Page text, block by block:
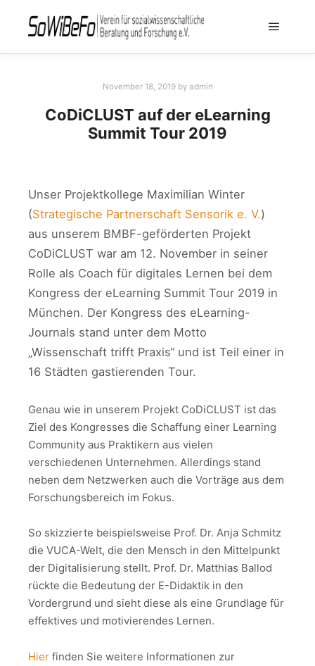
November 18, 2019by admin
CoDiCLUST auf der eLearning
Summit Tour 2019
Unser Projektkollege Maximilian Winter
(Strategische Partnerschaft Sensorik e. V.)
aus unserem BMBF-geförderten Projekt
CoDiCLUST war am 12. November in seiner
Rolle als Coach für digitales Lernen bei dem
Kongress der eLearning Summit Tour 2019 in
München. Der Kongress des eLearning-
Journals stand unter dem Motto
„Wissenschaft trifft Praxis“ und ist Teil einer in
16 Städten gastierenden Tour.
Genau wie in unserem Projekt CoDiCLUST ist das
Ziel des Kongresses die Schaffung einer Learning
Community aus Praktikern aus vielen
verschiedenen Unternehmen. Allerdings stand
neben dem Netzwerken auch die Vorträge aus dem
Forschungsbereich im Fokus.
So skizzierte beispielsweise Prof. Dr. Anja Schmitz
die VUCA-Welt, die den Mensch in den Mittelpunkt
der Digitalisierung stellt. Prof. Dr. Matthias Ballod
rückte die Bedeutung der E-Didaktik in den
Vordergrund und sieht diese als eine Grundlage für
effektives und motivierendes Lernen.
Hier finden Sie weitere Informationen zur